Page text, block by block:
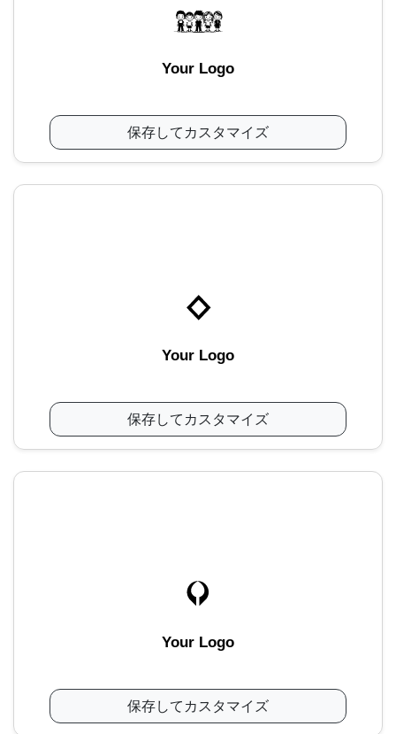
Your Logo
保存してカスタマイズ
Your Logo
保存してカスタマイズ
Your Logo
保存してカスタマイズ